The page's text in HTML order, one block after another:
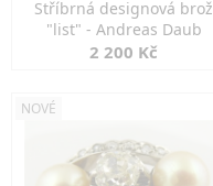
Stříbrná designová brož
"list" - Andreas Daub
2 200 Kč
NOVÉ